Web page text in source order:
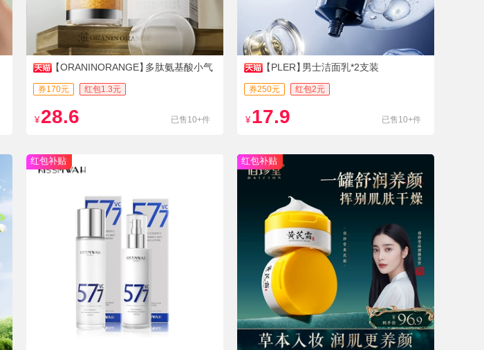
【ORANINORANGE】多肽氨基酸小气
泡洁面乳
券170元 红包1.3元
¥ 28.6 已售10+件
【PLER】男士洁面乳*2支装
券250元 红包2元
¥ 17.9 已售10+件
红包补贴 红包补贴